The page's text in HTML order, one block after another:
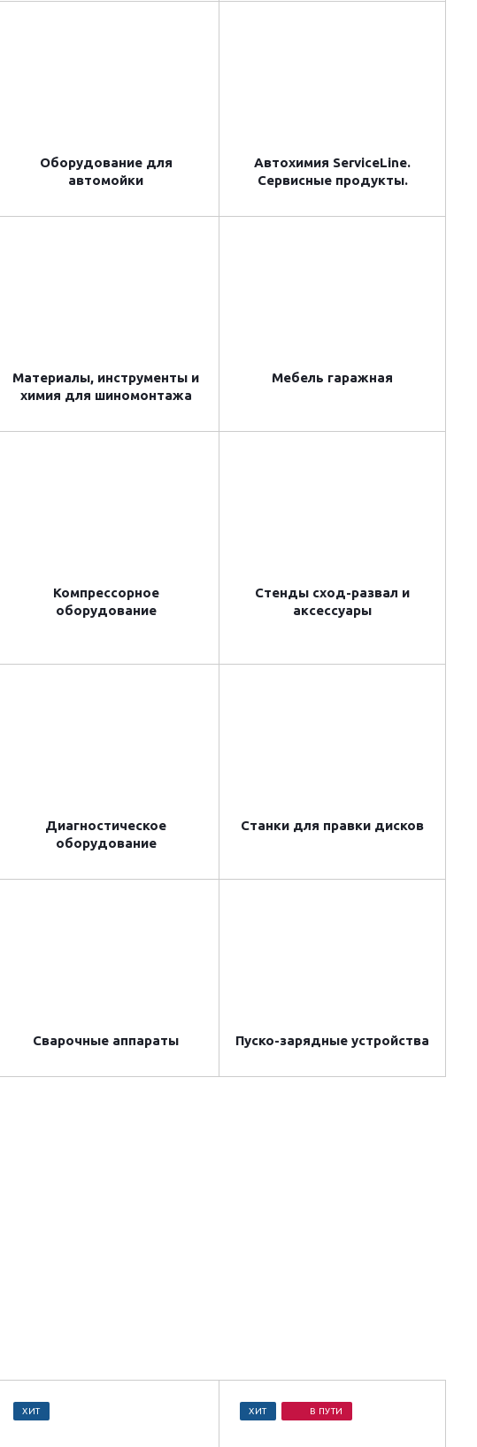
Оборудование для
автомойки
Автохимия ServiceLine.
Сервисные продукты.
Материалы, инструменты и
химия для шиномонтажа
Мебель гаражная
Компрессорное
оборудование
Стенды сход-развал и
аксессуары
Диагностическое
оборудование
Станки для правки дисков
Сварочные аппараты Пуско-зарядные устройства
ХИТ ХИТ В ПУТИ